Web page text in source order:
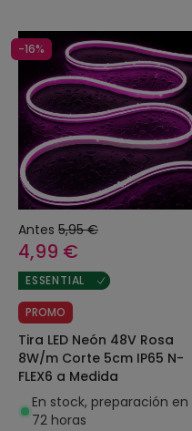
-16%
Antes 5,95 €
4,99 €
ESSENTIAL
PROMO
Tira LED Neón 48V Rosa
8W/m Corte 5cm IP65 N-
FLEX6 a Medida
En stock, preparación en
72 horas